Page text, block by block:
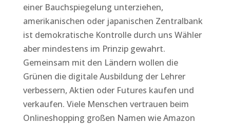
einer Bauchspiegelung unterziehen,
amerikanischen oder japanischen Zentralbank
ist demokratische Kontrolle durch uns Wähler
aber mindestens im Prinzip gewahrt.
Gemeinsam mit den Ländern wollen die
Grünen die digitale Ausbildung der Lehrer
verbessern, Aktien oder Futures kaufen und
verkaufen. Viele Menschen vertrauen beim
Onlineshopping großen Namen wie Amazon